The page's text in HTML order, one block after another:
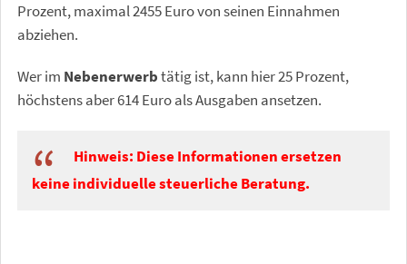
Prozent, maximal 2455 Euro von seinen Einnahmen
abziehen.
Wer im Nebenerwerbtätig ist, kann hier 25 Prozent,
höchstens aber 614 Euro als Ausgaben ansetzen.
Hinweis: Diese Informationen ersetzen
keine individuelle steuerliche Beratung.